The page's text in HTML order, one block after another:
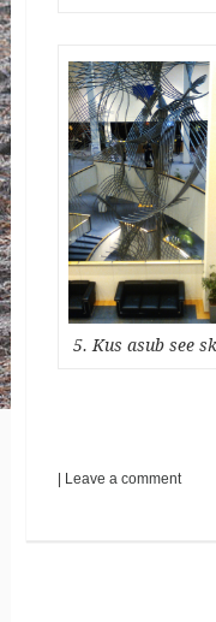
5. Kus asub see
| Leave a comment